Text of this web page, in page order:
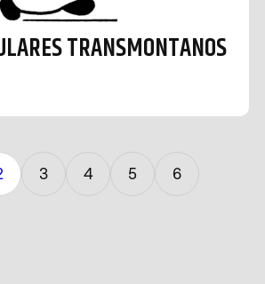
TRANSMONTANOS
3 4 5 6